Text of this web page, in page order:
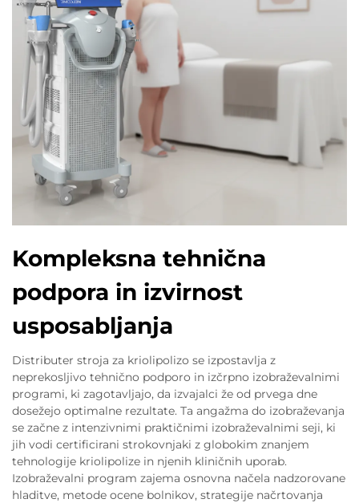
Kompleksna tehnična
podpora in izvirnost
usposabljanja
Distributer stroja za kriolipolizo se izpostavlja z
neprekosljivo tehnično podporo in izčrpno izobraževalnimi
programi, ki zagotavljajo, da izvajalci že od prvega dne
dosežejo optimalne rezultate. Ta angažma do izobraževanja
se začne z intenzivnimi praktičnimi izobraževalnimi seji, ki
jih vodi certificirani strokovnjaki z globokim znanjem
tehnologije kriolipolize in njenih kliničnih uporab.
Izobraževalni program zajema osnovna načela nadzorovane
hladitve, metode ocene bolnikov, strategije načrtovanja